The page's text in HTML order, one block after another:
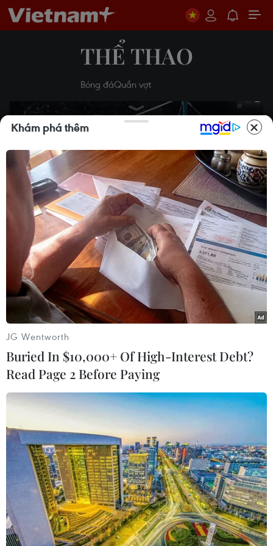
THỂ THAO
Bóng đáQuần vợt
Play
Video
Vận động viên Trung Quốc
tuột tay khiến đội nhà đánh
mất Huy chương Vàng
Theo dõi VietnamPlus
Ở phần thi xà đơn thuộc nội dung Thể dục dụng cụ
toàn năng nam, Su Weide (Tô Vĩ Đức) đã để tuột
tay, khiến Đội tuyển Trung Quốc ngậm ngùi nhìn
Đội tuyển Nhật Bản giành Huy chương Vàng.
Ngôi sao Thể dục dụng cụ Trung Quốc Su Weide
Khám phá thêm
JG Wentworth
Buried In $10,000+ Of High-Interest Debt?
Read Page 2 Before Paying